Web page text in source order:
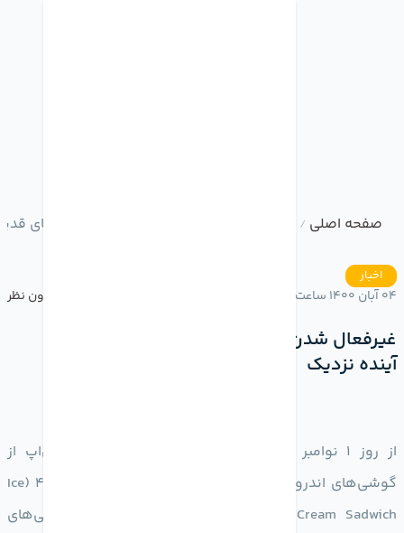
صفحه اصلی / غیرفعال شدن واتس اپ گوشی های
اخبار
04 آبان 1400 ساعت 17:19 بدون نظر
غیرفعال شدن واتس اپ گوشی های قدیمی در
آینده نزدیک
از روز 1 نوامبر (حدود 6 روز دیگر) ، اپلیکیشن واتس‌اپ از
گوشی‌های اندرویدی که دارای سیستم عامل اندروید 4.0.4 (Ice
Cream Sadwich) یا پایین‌ تر هستند و همچنین گوشی‌های